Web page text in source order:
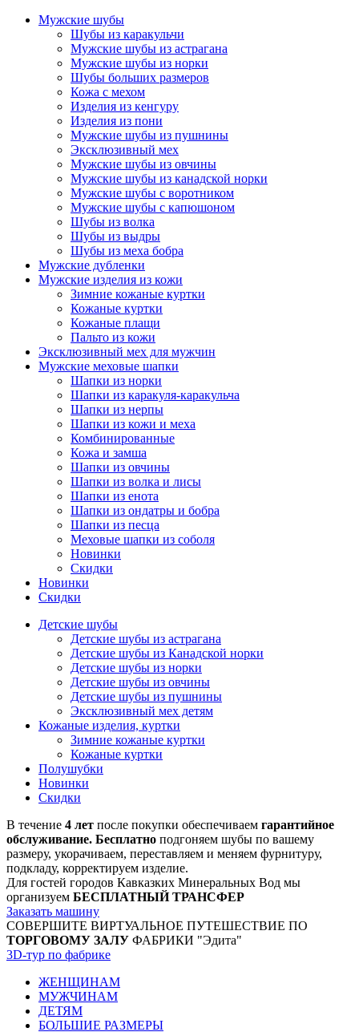
Мужские шубы
Шубы из каракульчи
Мужские шубы из астрагана
Мужские шубы из норки
Шубы больших размеров
Кожа с мехом
Изделия из кенгуру
Изделия из пони
Мужские шубы из пушнины
Эксклюзивный мех
Мужские шубы из овчины
Мужские шубы из канадской норки
Мужские шубы с воротником
Мужские шубы с капюшоном
Шубы из волка
Шубы из выдры
Шубы из меха бобра
Мужские дубленки
Мужские изделия из кожи
Зимние кожаные куртки
Кожаные куртки
Кожаные плащи
Пальто из кожи
Эксклюзивный мех для мужчин
Мужские меховые шапки
Шапки из норки
Шапки из каракуля-каракульча
Шапки из нерпы
Шапки из кожи и меха
Комбинированные
Кожа и замша
Шапки из овчины
Шапки из волка и лисы
Шапки из енота
Шапки из ондатры и бобра
Шапки из песца
Меховые шапки из соболя
Новинки
Скидки
Новинки
Скидки
Детские шубы
Детские шубы из астрагана
Детские шубы из Канадской норки
Детские шубы из норки
Детские шубы из овчины
Детские шубы из пушнины
Эксклюзивный мех детям
Кожаные изделия, куртки
Зимние кожаные куртки
Кожаные куртки
Полушубки
Новинки
Скидки
В течение 4 лет после покупки обеспечиваем гарантийное
обслуживание. Бесплатно подгоняем шубы по вашему
размеру, укорачиваем, переставляем и меняем фурнитуру,
подкладу, корректируем изделие.
Для гостей городов Кавказких Минеральных Вод мы
организуем БЕСПЛАТНЫЙ ТРАНСФЕР
Заказать машину
СОВЕРШИТЕ ВИРТУАЛЬНОЕ ПУТЕШЕСТВИЕ ПО
ТОРГОВОМУ ЗАЛУ ФАБРИКИ "Эдита"
3D-тур по фабрике
ЖЕНЩИНАМ
МУЖЧИНАМ
ДЕТЯМ
БОЛЬШИЕ РАЗМЕРЫ